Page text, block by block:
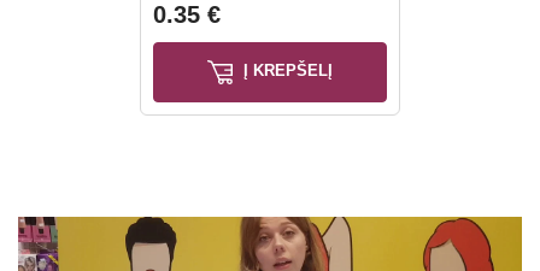
0.35 €
Į KREPŠELĮ